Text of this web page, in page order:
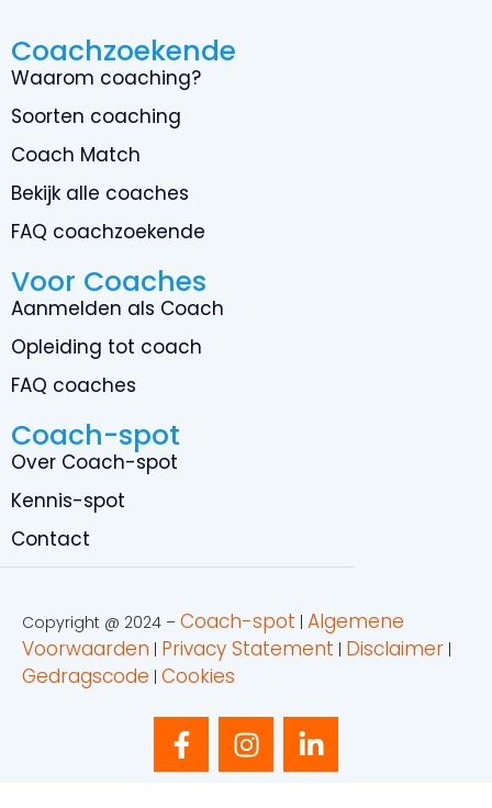
Coachzoekende
Waarom coaching?
Soorten coaching
Coach Match
Bekijk alle coaches
FAQ coachzoekende
Voor Coaches
Aanmelden als Coach
Opleiding tot coach
FAQ coaches
Coach-spot
Over Coach-spot
Kennis-spot
Contact
Copyright @ 2024 – Coach-spot | Algemene
Voorwaarden | Privacy Statement | Disclaimer |
Gedragscode | Cookies